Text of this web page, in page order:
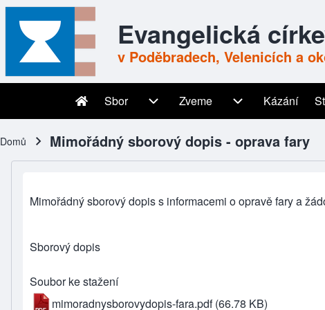
Skip to header
Skip to main navigation
Přejít k hlavnímu obsahu
Skip to footer
Evangelická
v Poděbradech, Velenicích a
Main navigation
Sbor Zveme
Zveme sub-
Kázání
Drobečková navigace
Domů Mimořádný sborový dopis - oprava fary
Mimořádný sborový dopis s informacemi o opravě fary a
Sborový dopis
Soubor ke stažení
mimoradnysborovydopis-fara.pdf (66.78 KB)